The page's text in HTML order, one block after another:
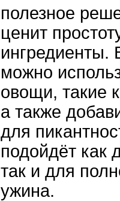
полезное
ценит
ингредиенты.
можно
овощи, такие
а также
для
подойдёт как
так и для
ужина.